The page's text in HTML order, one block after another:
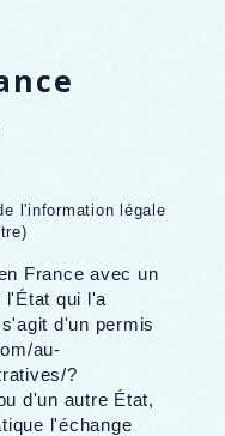
l'information légale
France avec un
l'État qui l'a
d'un permis
au-
?
d'un autre État,
l'échange